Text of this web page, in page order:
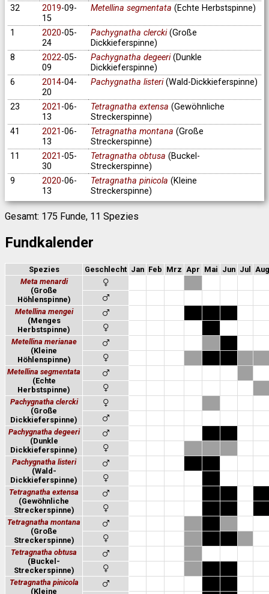
32 2019-09-
15
Metellina segmentata (Echte Herbstspinne)
1 2020-05-
24
Pachygnatha clercki(Große
Dickkieferspinne)
8
2022-05-
09
Pachygnatha degeeri(Dunkle
Dickkieferspinne)
6
2014-04-
20
Pachygnatha listeri(Wald-Dickkieferspinne)
23 2021 -06-
13
Tetragnatha extensa (Gewöhnliche
Streckerspinne)
41
2021 -06-
13
Tetragnatha montana (Große
Streckerspinne)
11
2021 -05-
30
Tetragnatha obtusa (Buckel-
Streckerspinne)
9
2020-06-
13
Tetragnatha pinicola (Kleine
Streckerspinne)
Gesamt: 175 Funde, 11 Spezies
Fundkalender
Spezies Geschlecht Jan Feb Mrz Apr Mai Jun Jul
Aug
Meta menardi
(Große
Höhlenspinne)
Metellina mengei
(Menges
Herbstspinne)
Metellina merianae
(Kleine
Höhlenspinne)
Metellina segmentata
(Echte
Herbstspinne)
Pachygnatha clercki
(Große
Dickkieferspinne)
Pachygnatha degeeri
(Dunkle
Dickkieferspinne)
Pachygnatha listeri
(Wald-
Dickkieferspinne)
Tetragnatha extensa
(Gewöhnliche
Streckerspinne)
Tetragnatha montana
(Große
Streckerspinne)
Tetragnatha obtusa
(Buckel-
Streckerspinne)
Tetragnatha pinicola
(Kleine